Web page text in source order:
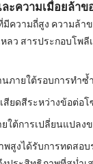
ะความเมื่อยล้าข
ความถี่สูง ความล้า
ลว สารประกอบโพลี
ภายใต้รอบการทำซ้ำ
สียดสีระหว่างข้อต่อโ
ยใต้การเปลี่ยนแปลง
สูงได้รับการทดสอบ